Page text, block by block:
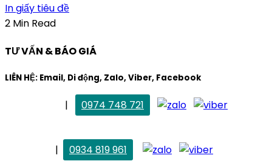
In giấy tiêu đề
2 Min Read
TƯ VẤN & BÁO GIÁ
LIÊN HỆ: Email, Di động, Zalo, Viber, Facebook
|
0974 748 721
|
0934 819 961